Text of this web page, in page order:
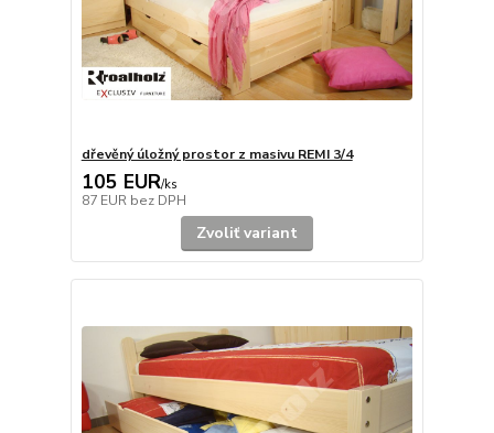
dřevěný úložný prostor z masivu REMI 3/4
105 EUR/ks
87 EUR bez DPH
Zvoliť variant